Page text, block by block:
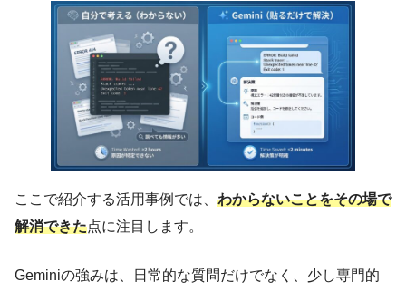
ここで紹介する活用事例では、 わからないことをその場で
解消できた点に注目します。
Geminiの強みは、日常的な質問だけでなく、少し専門的